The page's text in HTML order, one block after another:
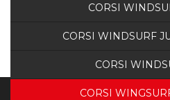
CORSI
CORSI WINDSURF
CORSI
CORSI